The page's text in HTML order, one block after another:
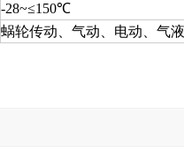
-28~≤150℃
蜗轮传动、气动、电动、气